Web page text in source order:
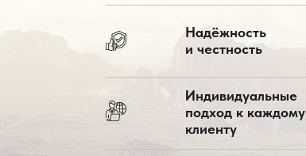
Надёжность
и честность
Индивидуальные
подход к каждому
клиенту